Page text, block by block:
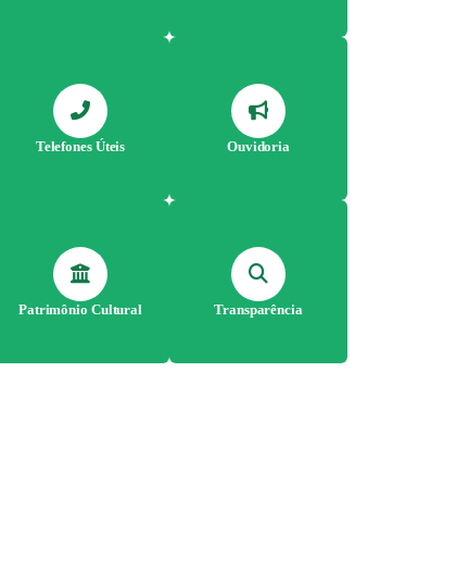
Telefones Úteis Ouvidoria
Patrimônio Cultural Transparência